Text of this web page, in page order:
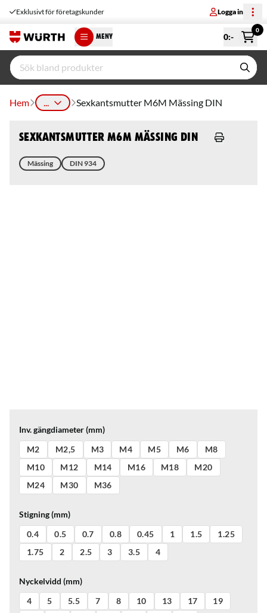
Exklusivt för företagskunder Logga in
MENY 0:-
0
Hem ... Sexkantsmutter M6M Mässing DIN
Sexkantsmutter M6M Mässing DIN
Mässing DIN 934
Inv. gängdiameter (mm)
M2
M2,5 M3 M4 M5 M6
M8
M10
M12 M14 M16 M18
M20
M24
M30 M36
Stigning (mm)
0.4
0.5 0.7 0.8 0.45 1 1.5
1.25
1.75
2 2.5 3 3.5 4
Nyckelvidd (mm)
4
5 5.5 7 8 10 13 17
19